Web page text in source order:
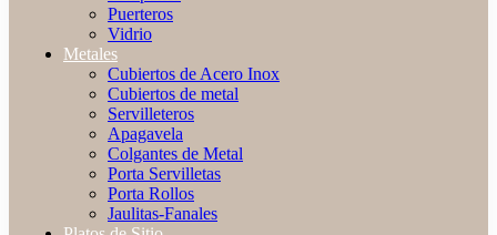
Puerteros
Vidrio
Metales
Cubiertos de Acero Inox
Cubiertos de metal
Servilleteros
Apagavela
Colgantes de Metal
Porta Servilletas
Porta Rollos
Jaulitas-Fanales